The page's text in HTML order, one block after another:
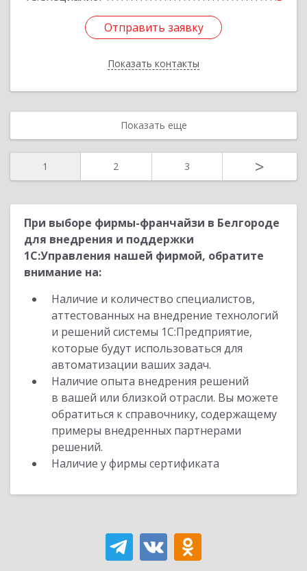
Отправить заявку
Показать контакты
Отправить заявку
Назад
Показать еще
1 2 3 >
При выборе фирмы-франчайзи в Белгороде
для внедрения и поддержки
1С:Управления нашей фирмой, обратите
внимание на:
Наличие и количество специалистов,
аттестованных на внедрение технологий
и решений системы 1С:Предприятие,
которые будут использоваться для
автоматизации ваших задач.
Наличие опыта внедрения решений
в вашей или близкой отрасли. Вы можете
обратиться к справочнику, содержащему
примеры внедренных партнерами
решений.
Наличие у фирмы сертификата